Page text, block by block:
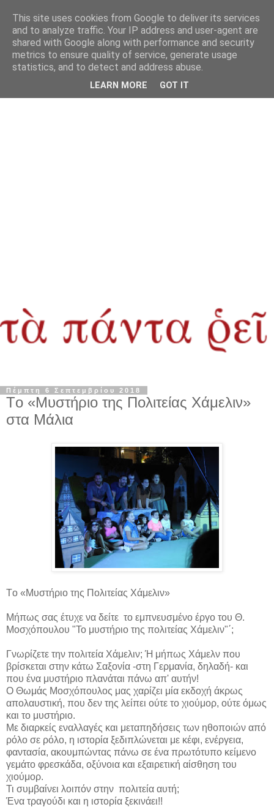
Πέμπτη 6 Σεπτεμβρίου 2018
Tο «Μυστήριο της Πολιτείας Χάμελιν»
στα Μάλια
Tο «Μυστήριο της Πολιτείας Χάμελιν»
Μήπως σας έτυχε να δείτε το εμπνευσμένο έργο του Θ.
Μοσχόπουλου "Το μυστήριο της πολιτείας Χάμελιν"΄;
Γνωρίζετε την πολιτεία Χάμελιν; Ή μήπως Χάμελν που
βρίσκεται στην κάτω Σαξονία -στη Γερμανία, δηλαδή- και
που ένα μυστήριο πλανάται πάνω απ' αυτήν!
Ο Θωμάς Μοσχόπουλος μας χαρίζει μία εκδοχή άκρως
απολαυστική, που δεν της λείπει ούτε το χιούμορ, ούτε όμως
και το μυστήριο.
Με διαρκείς εναλλαγές και μεταπηδήσεις των ηθοποιών από
ρόλο σε ρόλο, η ιστορία ξεδιπλώνεται με κέφι, ενέργεια,
φαντασία, ακουμπώντας πάνω σε ένα πρωτότυπο κείμενο
γεμάτο φρεσκάδα, οξύνοια και εξαιρετική αίσθηση του
χιούμορ.
Τι συμβαίνει λοιπόν στην πολιτεία αυτή;
Ένα τραγούδι και η ιστορία ξεκινάει!!
This site uses cookies from Google to deliver its services
and to analyze traffic. Your IP address and user-agent are
shared with Google along with performance and security
metrics to ensure quality of service, generate usage
statistics, and to detect and address abuse.
LEARN MORE GOT IT